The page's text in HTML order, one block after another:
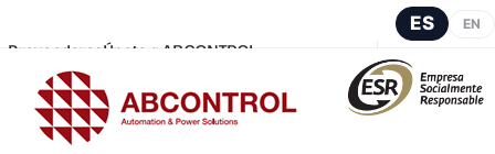
ProveedoresÚnete a ABCONTROL
ES EN